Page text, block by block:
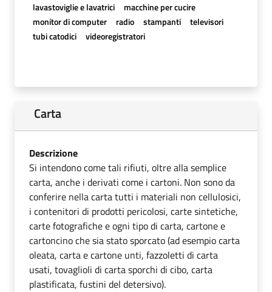
lavastoviglie e lavatrici
macchine per cucire
monitor di computer
radio stampanti
televisori
tubi catodici
videoregistratori
Carta
Descrizione
Si intendono come tali rifiuti, oltre alla semplice
carta, anche i derivati come i cartoni. Non sono da
conferire nella carta tutti i materiali non cellulosici,
i contenitori di prodotti pericolosi, carte sintetiche,
carte fotografiche e ogni tipo di carta, cartone e
cartoncino che sia stato sporcato (ad esempio carta
oleata, carta e cartone unti, fazzoletti di carta
usati, tovaglioli di carta sporchi di cibo, carta
plastificata, fustini del detersivo).